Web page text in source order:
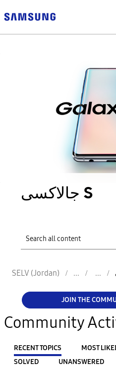
جالاكسى S
SELV (Jordan)
JOIN THE
Community
RECENT TOPICS MOST
SOLVED
UNANSWERED